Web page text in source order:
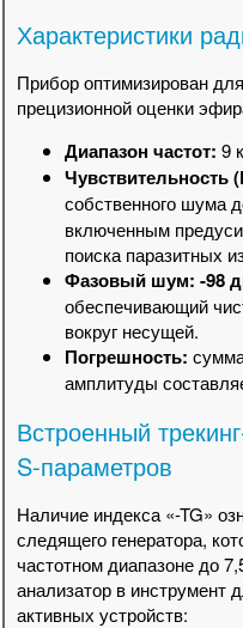
Характеристики
Прибор оптимизирован
прецизионной оценки
Диапазон частот: 9
Чувствительность
собственного шума
включенным
поиска паразитных
Фазовый шум: -98
обеспечивающий
вокруг несущей.
Погрешность:
амплитуды
Встроенный
S-параметров
Наличие индекса «-TG»
следящего генератора,
частотном диапазоне до
анализатор в инструмент
активных устройств: